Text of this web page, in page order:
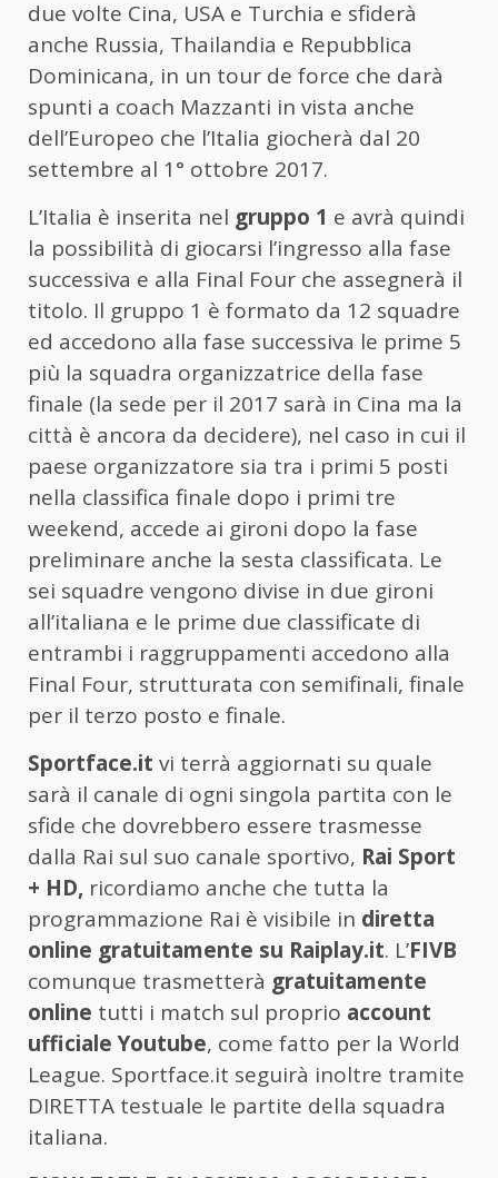
due volte Cina, USA e Turchia e sfiderà
anche Russia, Thailandia e Repubblica
Dominicana, in un tour de force che darà
spunti a coach Mazzanti in vista anche
dell’Europeo che l’Italia giocherà dal 20
settembre al 1° ottobre 2017.
L’Italia è inserita nel gruppo 1 e avrà quindi
la possibilità di giocarsi l’ingresso alla fase
successiva e alla Final Four che assegnerà il
titolo. Il gruppo 1 è formato da 12 squadre
ed accedono alla fase successiva le prime 5
più la squadra organizzatrice della fase
finale (la sede per il 2017 sarà in Cina ma la
città è ancora da decidere), nel caso in cui il
paese organizzatore sia tra i primi 5 posti
nella classifica finale dopo i primi tre
weekend, accede ai gironi dopo la fase
preliminare anche la sesta classificata. Le
sei squadre vengono divise in due gironi
all’italiana e le prime due classificate di
entrambi i raggruppamenti accedono alla
Final Four, strutturata con semifinali, finale
per il terzo posto e finale.
Sportface.it vi terrà aggiornati su quale
sarà il canale di ogni singola partita con le
sfide che dovrebbero essere trasmesse
dalla Rai sul suo canale sportivo, Rai Sport
+ HD, ricordiamo anche che tutta la
programmazione Rai è visibile in diretta
online gratuitamente su Raiplay.it. L’FIVB
comunque trasmetterà gratuitamente
online tutti i match sul proprio account
ufficiale Youtube, come fatto per la World
League. Sportface.it seguirà inoltre tramite
DIRETTA testuale le partite della squadra
italiana.